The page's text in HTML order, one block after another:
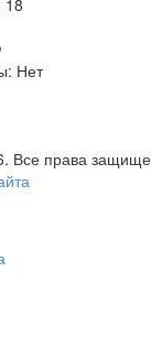
18
Нет
Все права